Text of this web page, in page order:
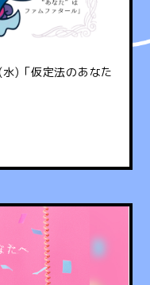
)「仮定法のあなた